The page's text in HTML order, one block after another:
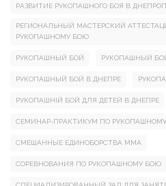
РАЗВИТИЕ РУКОПАШНОГО БОЯ В
РЕГИОНАЛЬНЫЙ МАСТЕРСКИЙ
РУКОПАШНОМУ БОЮ
РУКОПАШНЫЙ БОЙ РУКОПАШНЫЙ
РУКОПАШНЫЙ БОЙ В ДНЕПРЕ
РУКОПАШНІЙ БОЙ ДЛЯ ДЕТЕЙ В ДНЕПРЕ
СЕМИНАР-ПРАКТИКУМ ПО
СМЕШАННЫЕ ЕДИНОБОРСТВА ММА
СОРЕВНОВАНИЯ ПО РУКОПАШНОМУ БОЮ